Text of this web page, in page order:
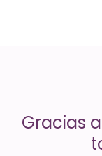
oro
Gracias